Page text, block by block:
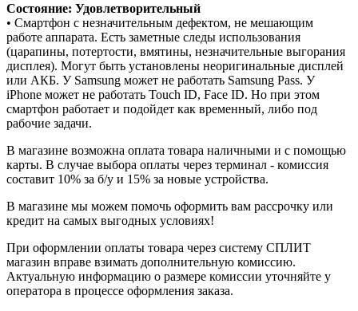
Состояние: Удовлетворительный
• Смартфон с незначительным дефектом, не мешающим
работе аппарата. Есть заметные следы использования
(царапины, потертости, вмятины, незначительные выгорания
дисплея). Могут быть установлены неоригинальные дисплей
или АКБ. У Samsung может не работать Samsung Pass. У
iPhone может не работать Touch ID, Face ID. Но при этом
смартфон работает и подойдет как временный, либо под
рабочие задачи.
В магазине возможна оплата товара наличными и с помощью
карты. В случае выбора оплаты через терминал - комиссия
составит 10% за б/у и 15% за новые устройства.
В магазине мы можем помочь оформить вам рассрочку или
кредит на самых выгодных условиях!
При оформлении оплаты товара через систему СПЛИТ
магазин вправе взимать дополнительную комиссию.
Актуальную информацию о размере комиссии уточняйте у
оператора в процессе оформления заказа.